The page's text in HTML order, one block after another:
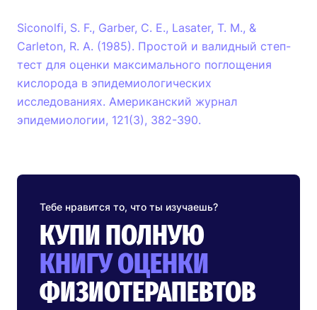
Siconolfi, S. F., Garber, C. E., Lasater, T. M., &
Carleton, R. A. (1985). Простой и валидный степ-
тест для оценки максимального поглощения
кислорода в эпидемиологических
исследованиях. Американский журнал
эпидемиологии, 121(3), 382-390.
Тебе нравится то, что ты изучаешь?
КУПИ ПОЛНУЮ
КНИГУ ОЦЕНКИ
ФИЗИОТЕРАПЕВТОВ